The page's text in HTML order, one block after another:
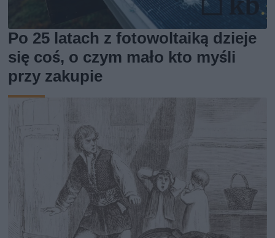
Po 25 latach z fotowoltaiką dzieje
się coś, o czym mało kto myśli
przy zakupie